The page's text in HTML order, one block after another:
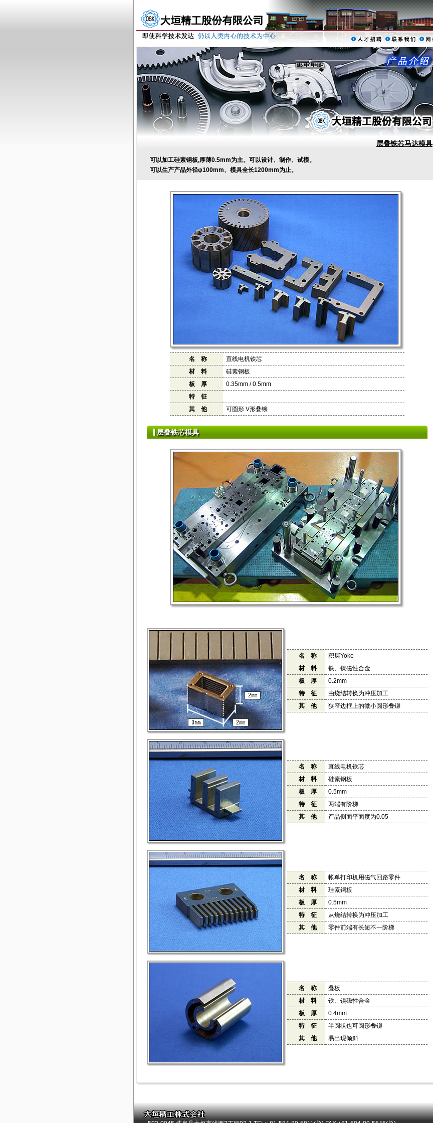
层叠铁芯马达模具
可以加工硅素钢板,厚薄0.5mm为主。可以设计、制作、试模。
可以生产产品外径φ100mm、模具全长1200mm为止。
名 称
直线电机铁芯
材 料
硅素钢板
板 厚
0.35mm / 0.5mm
特 征
其 他
可圆形 V形叠铆
层叠铁芯模具
名 称
积层Yoke
材 料
铁、镍磁性合金
板 厚
0.2mm
特 征
由烧结转换为冲压加工
其 他
狭窄边框上的微小圆形叠铆
名 称
直线电机铁芯
材 料
硅素钢板
板 厚
0.5mm
特 征
两端有阶梯
其 他
产品侧面平面度为0.05
名 称
帐单打印机用磁气回路零件
材 料
珪素鋼板
板 厚
0.5mm
特 征
从烧结转换为冲压加工
其 他
零件前端有长短不一阶梯
名 称
叠板
材 料
铁、镍磁性合金
板 厚
0.4mm
特 征
半圆状也可圆形叠铆
其 他
易出现倾斜